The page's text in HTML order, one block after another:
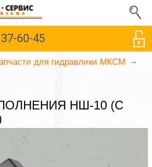
60-45
для гидравлики МКСМ
НШ-10 (С